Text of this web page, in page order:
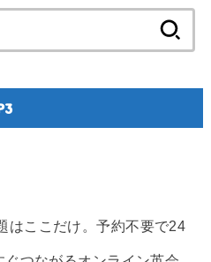
索:
はここだけ。予約不要で24